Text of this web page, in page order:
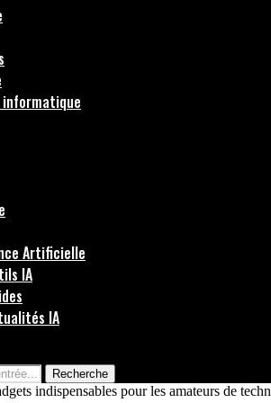
Artificielle
IA
IA
Recherche
indispensables pour les amateurs de